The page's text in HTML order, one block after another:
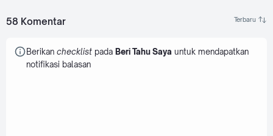
58 Komentar
Berikan checklistpada Beri Tahu Saya untuk mendapatkan
notifikasi balasan